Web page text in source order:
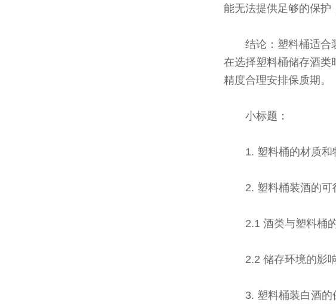
能无法提供足够的保护
结论：塑料桶适合
在选择塑料桶储存酒类
精度合理安排保质期。
小标题：
1. 塑料桶的材质和
2. 塑料桶装酒的可
2.1 酒类与塑料桶
2.2 储存环境的影
3. 塑料桶装白酒的